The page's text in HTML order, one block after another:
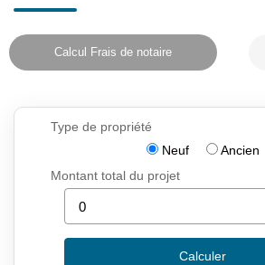
Calcul Frais de notaire